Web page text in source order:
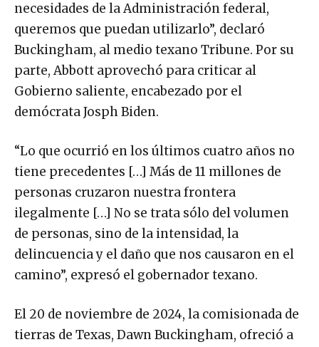
necesidades de la Administración federal,
queremos que puedan utilizarlo”, declaró
Buckingham, al medio texano Tribune. Por su
parte, Abbott aprovechó para criticar al
Gobierno saliente, encabezado por el
demócrata Josph Biden.
“Lo que ocurrió en los últimos cuatro años no
tiene precedentes […] Más de 11 millones de
personas cruzaron nuestra frontera
ilegalmente […] No se trata sólo del volumen
de personas, sino de la intensidad, la
delincuencia y el daño que nos causaron en el
camino”, expresó el gobernador texano.
El 20 de noviembre de 2024, la comisionada de
tierras de Texas, Dawn Buckingham, ofreció a